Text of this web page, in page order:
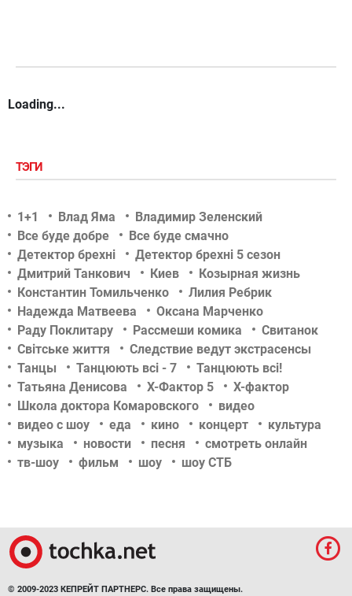
Loading...
ТЭГИ
1+1 Влад Яма
Владимир Зеленский
Все буде добре
Все буде смачно
Детектор брехні
Детектор брехні 5 сезон
Дмитрий Танкович
Киев
Козырная жизнь
Константин Томильченко
Лилия Ребрик
Надежда Матвеева
Оксана Марченко
Раду Поклитару
Рассмеши комика
Свитанок
Світське життя
Следствие ведут экстрасенсы
Танцы
Танцюють всі - 7
Танцюють всі!
Татьяна Денисова
Х-Фактор 5
Х-фактор
Школа доктора Комаровского
видео
видео с шоу
еда кино концерт
культура
музыка
новости песня
смотреть онлайн
тв-шоу
фильм шоу шоу СТБ
© 2009-2023 КЕПРЕЙТ ПАРТНЕРС. Все права защищены.